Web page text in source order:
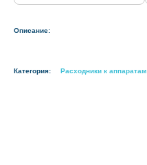
Описание:
Категория: Расходники к аппаратам